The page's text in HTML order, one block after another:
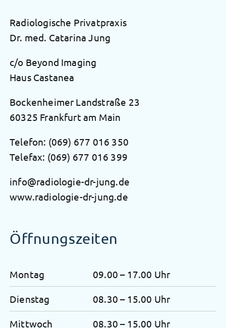
Radiologische Privatpraxis
Dr. med. Catarina Jung
c/o Beyond Imaging
Haus Castanea
Bockenheimer Landstraße 23
60325 Frankfurt am Main
Telefon: (069) 677 016 350
Telefax: (069) 677 016 399
info@radiologie-dr-jung.de
www.radiologie-dr-jung.de
Öffnungszeiten
Montag 09.00 – 17.00 Uhr
Dienstag 08.30 – 15.00 Uhr
Mittwoch 08.30 – 15.00 Uhr